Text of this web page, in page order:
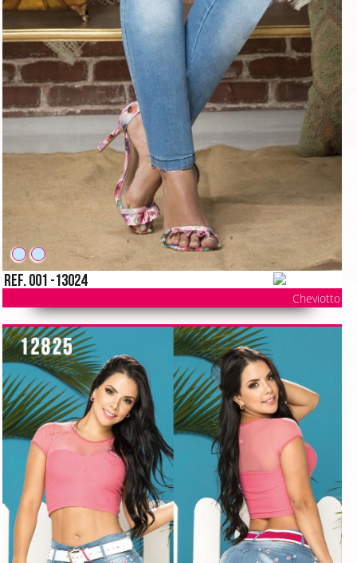
Ref. 001 -13024
Cheviotto